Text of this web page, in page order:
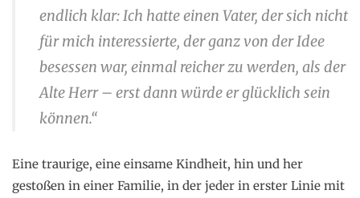
endlich klar: Ich hatte einen Vater, der sich nicht
für mich interessierte, der ganz von der Idee
besessen war, einmal reicher zu werden, als der
Alte Herr – erst dann würde er glücklich sein
können.“
Eine traurige, eine einsame Kindheit, hin und her
gestoßen in einer Familie, in der jeder in erster Linie mit